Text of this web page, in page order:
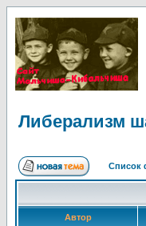
Либерализм
Список
Автор